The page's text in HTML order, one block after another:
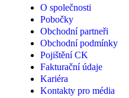
O společnosti
Pobočky
Obchodní partneři
Obchodní podmínky
Pojištění CK
Fakturační údaje
Kariéra
Kontakty pro média